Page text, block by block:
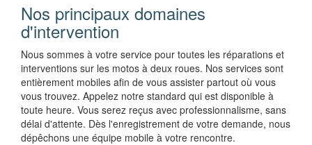
Nos principaux domaines
d'intervention
Nous sommes à votre service pour toutes les réparations et
interventions sur les motos à deux roues. Nos services sont
entièrement mobiles afin de vous assister partout où vous
vous trouvez. Appelez notre standard qui est disponible à
toute heure. Vous serez reçus avec professionnalisme, sans
délai d'attente. Dès l'enregistrement de votre demande, nous
dépêchons une équipe mobile à votre rencontre.